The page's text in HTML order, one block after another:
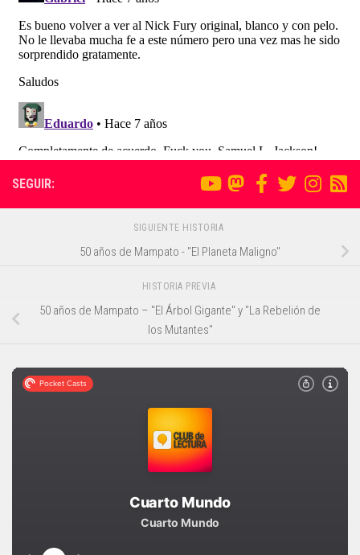
SEGUIR:
SIGUIENTE HISTORIA
50 años de Mampato - "El Planeta Maligno"
HISTORIA PREVIA
50 años de Mampato – "El Árbol Gigante" y "La Rebelión de
los Mutantes"